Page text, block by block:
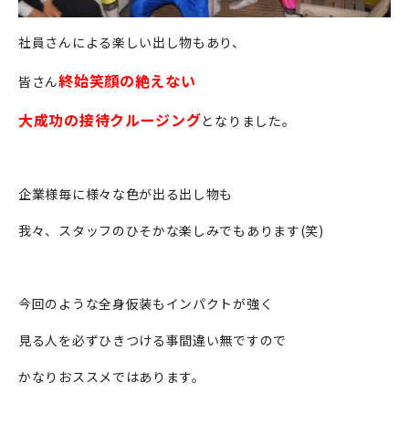
社員さんによる楽しい出し物もあり、
皆さん終始笑顔の絶えない
大成功の接待クルージングとなりました。
企業様毎に様々な色が出る出し物も
我々、スタッフのひそかな楽しみでもあります(笑)
今回のような全身仮装もインパクトが強く
見る人を必ずひきつける事間違い無ですので
かなりおススメではあります。